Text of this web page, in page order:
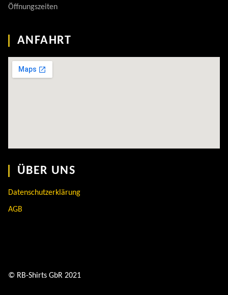
Öffnungszeiten
ANFAHRT
ÜBER UNS
Datenschutzerklärung
AGB
© RB-Shirts GbR 2021